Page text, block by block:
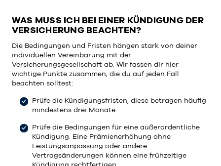
WAS MUSS ICH BEI EINER KÜNDIGUNG DER
VERSICHERUNG BEACHTEN?
Die Bedingungen und Fristen hängen stark von deiner
individuellen Vereinbarung mit der
Versicherungsgesellschaft ab. Wir fassen dir hier
wichtige Punkte zusammen, die du auf jeden Fall
beachten solltest:
Prüfe die Kündigungsfristen, diese betragen häufig
mindestens drei Monate.
Prüfe die Bedingungen für eine außerordentliche
Kündigung. Eine Prämienerhöhung ohne
Leistungsanpassung oder andere
Vertragsänderungen können eine frühzeitige
Kündigung rechtfertigen.